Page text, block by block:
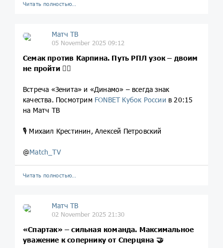
Читать полностью…
Матч ТВ
05 November 2025 09:12
Семак против Карпина. Путь РПЛ узок – двоим
не пройти 🤷‍♂️
Встреча «Зенита» и «Динамо» – всегда знак
качества. Посмотрим FONBET Кубок России в 20:15
на Матч ТВ
🎙️ Михаил Крестинин, Алексей Петровский
@Match_TV
Читать полностью…
Матч ТВ
02 November 2025 21:30
«Спартак» – cильная команда. Максимальное
уважение к сопернику от Сперцяна 🤝